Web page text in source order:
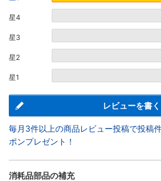
星4
星3
星2
星1
レビューを書く
毎月3件以上の商品レビュー投稿で投稿
ポンプレゼント！
消耗品部品の補充